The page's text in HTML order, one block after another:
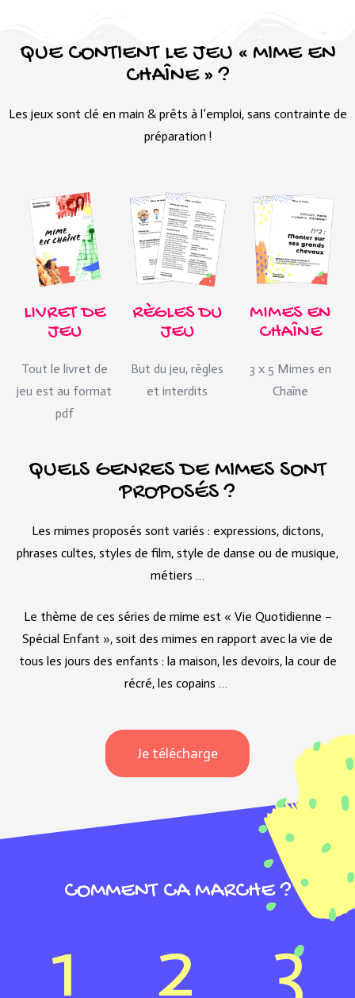
QUE CONTIENT LE JEU « MIME EN
CHAÎNE » ?
Les jeux sont clé en main & prêts à l’emploi, sans contrainte de
préparation !
LIVRET DE
JEU
Tout le livret de
jeu est au format
pdf
RÈGLES DU
JEU
But du jeu, règles
et interdits
MIMES EN
CHAÎNE
3 x 5 Mimes en
Chaîne
QUELS GENRES DE MIMES SONT
PROPOSÉS ?
Les mimes proposés sont variés : expressions, dictons,
phrases cultes, styles de film, style de danse ou de musique,
métiers …
Le thème de ces séries de mime est « Vie Quotidienne –
Spécial Enfant », soit des mimes en rapport avec la vie de
tous les jours des enfants : la maison, les devoirs, la cour de
récré, les copains …
Je télécharge
COMMENT CA MARCHE ?
1 2 3